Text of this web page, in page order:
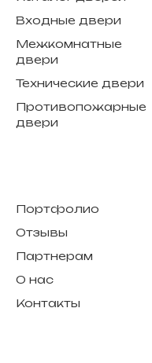
Входные двери
Межкомнатные
двери
Технические двери
Противопожарные
двери
Портфолио
Отзывы
Партнерам
О нас
Контакты